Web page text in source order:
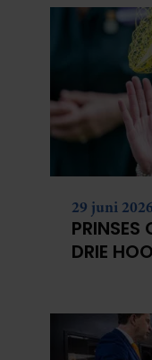
29 juni 2026
PRINSES
DRIE